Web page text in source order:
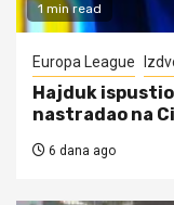
1 min read
Europa League
Hajduk
nastradao na
6 dana ago